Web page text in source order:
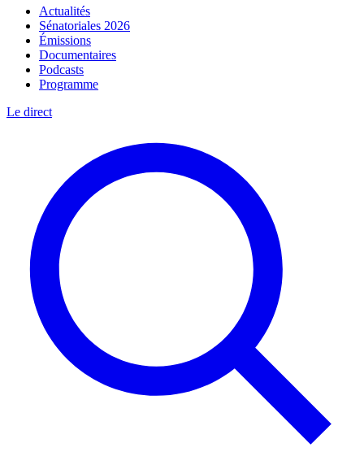
Actualités
Sénatoriales 2026
Émissions
Documentaires
Podcasts
Programme
Le direct